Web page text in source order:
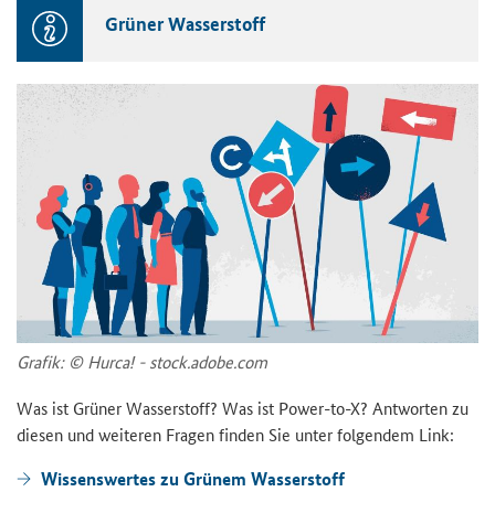
Grü­ner Was­ser­stoff
Gra­fik: © Hurca! - stock.adobe.com
Was ist Grü­ner Was­ser­stoff? Was ist Power-​to-X? Ant­wor­ten zu
die­sen und wei­te­ren Fra­gen fin­den Sie unter fol­gen­dem Link:
Wis­sens­wer­tes zu Grü­nem Was­ser­stoff